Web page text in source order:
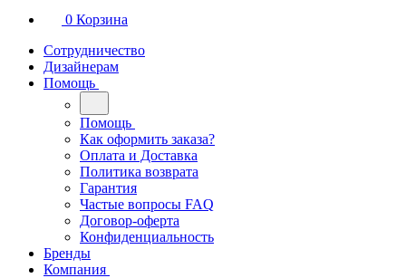
0 Корзина
Сотрудничество
Дизайнерам
Помощь
Помощь
Как оформить заказа?
Оплата и Доставка
Политика возврата
Гарантия
Частые вопросы FAQ
Договор-оферта
Конфиденциальность
Бренды
Компания